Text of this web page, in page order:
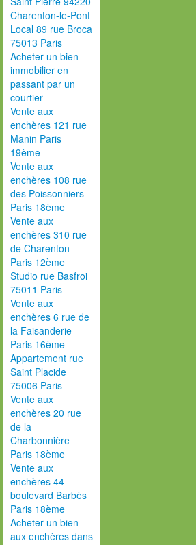
Charenton-le-Pont
Local 89 rue Broca
75013 Paris
Acheter un bien
immobilier en
passant par un
courtier
Vente aux
enchères 121 rue
Manin Paris
19ème
Vente aux
enchères 108 rue
des Poissonniers
Paris 18ème
Vente aux
enchères 310 rue
de Charenton
Paris 12ème
Studio rue Basfroi
75011 Paris
Vente aux
enchères 6 rue de
la Faisanderie
Paris 16ème
Appartement rue
Saint Placide
75006 Paris
Vente aux
enchères 20 rue
de la
Charbonnière
Paris 18ème
Vente aux
enchères 44
boulevard Barbès
Paris 18ème
Acheter un bien
aux enchères dans